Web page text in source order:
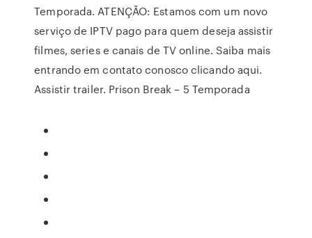
Temporada. ATENÇÃO: Estamos com um novo
serviço de IPTV pago para quem deseja assistir
filmes, series e canais de TV online. Saiba mais
entrando em contato conosco clicando aqui.
Assistir trailer. Prison Break – 5 Temporada